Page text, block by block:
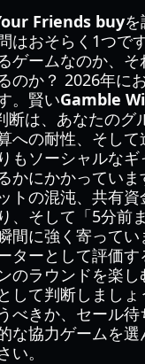
Friends buy
はおそらく1つで
ゲームなのか、
のか？ 2026年に
。賢いGamble
断は、あなたのグ
への耐性、そし
もソーシャルな
かにかかってい
トの混沌、共有資
、そして「5分前
間に強く寄ってい
ターとして評価す
のラウンドを楽
して判断しましょ
べきか、セール
な協力ゲームを選
。